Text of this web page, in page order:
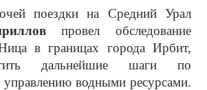
поездки на Средний Урал
провел обследование
в границах города Ирбит,
дальнейшие шаги по
водными ресурсами.